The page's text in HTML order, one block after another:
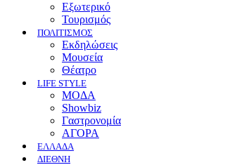
Εξωτερικό
Τουρισμός
ΠΟΛΙΤΙΣΜΟΣ
Eκδηλώσεις
Mουσεία
Θέατρο
LIFE STYLE
ΜΟΔΑ
Showbiz
Γαστρονομία
ΑΓΟΡΑ
ΕΛΛΆΔΑ
ΔΙΕΘΝΉ